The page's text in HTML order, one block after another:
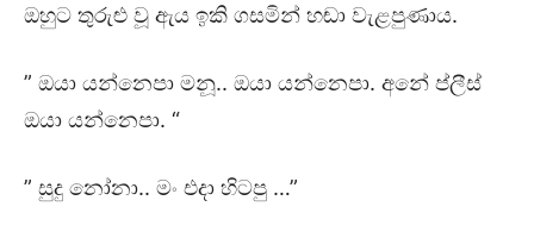
ඔහුට තුරුළු වූ ඇය ඉකි ගසමින් හඬා වැළපුණාය.
” ඔයා යන්නෙපා මනූ.. ඔයා යන්නෙපා. අනේ ප්ලීස්
ඔයා යන්නෙපා. “
” සුදු නෝනා.. මං එදා හිටපු …”